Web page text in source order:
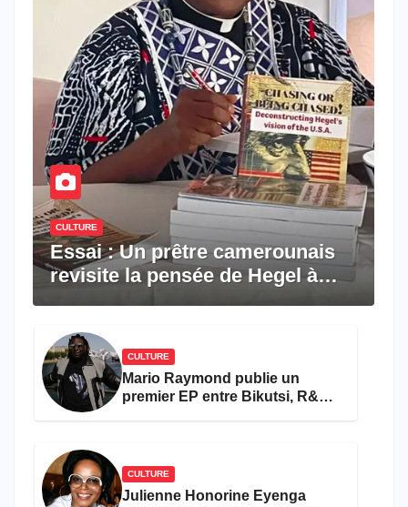
CULTURE
Essai : Un prêtre camerounais
revisite la pensée de Hegel à
CULTURE
Mario Raymond publie un
premier EP entre Bikutsi, R&B
CULTURE
Julienne Honorine Eyenga